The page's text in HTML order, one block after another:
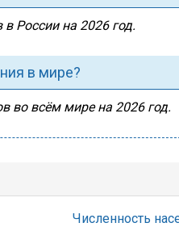
России на 2026 год.
в мире?
во всём мире на 2026 год.
Численность